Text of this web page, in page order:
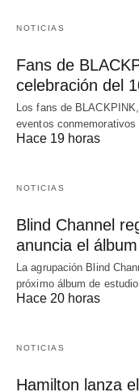
NOTICIAS
Fans de
celebración del
Los fans de
eventos
Hace 19 horas
NOTICIAS
Blind Channel
anuncia el álbum
La agrupación Blind
próximo álbum de
Hace 20 horas
NOTICIAS
Hamilton lanza